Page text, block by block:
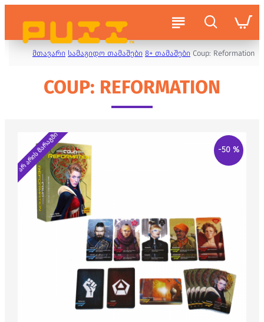
მთავარი სამაგიდო თამაშები 8+ თამაშები Coup: Reformation
COUP: REFORMATION
-50 %
არ არის მარაგში